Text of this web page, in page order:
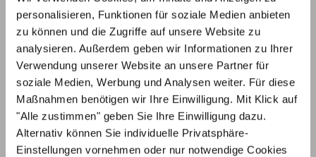
personalisieren, Funktionen für soziale Medien anbieten
zu können und die Zugriffe auf unsere Website zu
analysieren. Außerdem geben wir Informationen zu Ihrer
Verwendung unserer Website an unsere Partner für
soziale Medien, Werbung und Analysen weiter. Für diese
Maßnahmen benötigen wir Ihre Einwilligung. Mit Klick auf
"Alle zustimmen" geben Sie Ihre Einwilligung dazu.
Alternativ können Sie individuelle Privatsphäre-
Einstellungen vornehmen oder nur notwendige Cookies
Ofenplanung per Videokonferenz
Lassen Sie sich von unseren Ofenbauern ein3D-Modell
Ihres Wunsch-Ofens erstellen – ganzunverbindlich und
kostenlos , nach Ihren Angaben und Vorstellungen.
Individuelle Beratung
Unsere Ofenbauer
stehen Ihnen von der
Ideenentwicklung bis zur fachgerechten Installation
Ihres Ofens
jederzeit beratend zur Seite